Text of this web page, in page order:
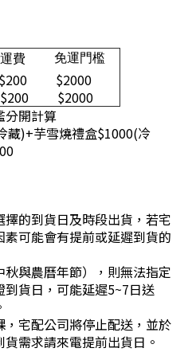
費 免運門檻
$200
$2000
$200
$2000
分開計算
藏)+芋雪燒禮盒$1000(冷
擇的到貨日及時段出貨，若宅
可能會有提前或延遲到貨的
與農曆年節），則無法指定
貨日，可能延遲5~7日送
宅配公司將停止配送，並於
需求請來電提前出貨日。